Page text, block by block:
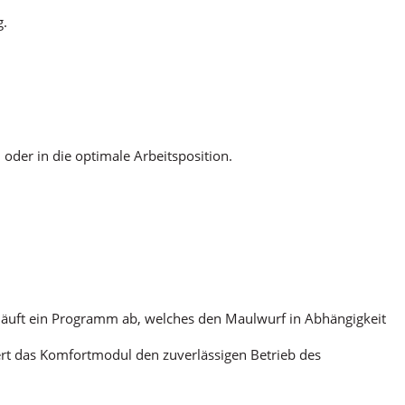
in die optimale Arbeitsposition.
ein Programm ab, welches den Maulwurf in Abhängigkeit
das Komfortmodul den zuverlässigen Betrieb des